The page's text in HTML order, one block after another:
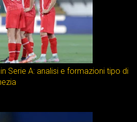
Serie A: analisi e formazioni tipo di